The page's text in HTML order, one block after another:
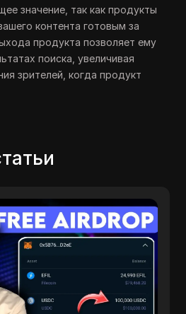
значение, так как продукты
контента готовым за
продукта позволяет ему
поиска, увеличивая
зрителей, когда продукт